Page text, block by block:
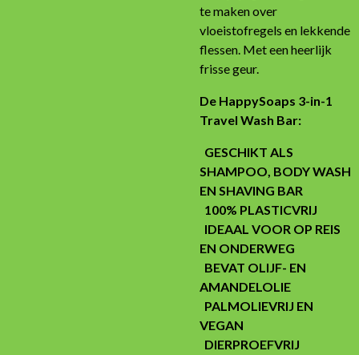
te maken over
vloeistofregels en lekkende
flessen. Met een heerlijk
frisse geur.
De HappySoaps 3-in-1
Travel Wash Bar:
GESCHIKT ALS
SHAMPOO, BODY WASH
EN SHAVING BAR
100% PLASTICVRIJ
IDEAAL VOOR OP REIS
EN ONDERWEG
BEVAT OLIJF- EN
AMANDELOLIE
PALMOLIEVRIJ EN
VEGAN
DIERPROEFVRIJ